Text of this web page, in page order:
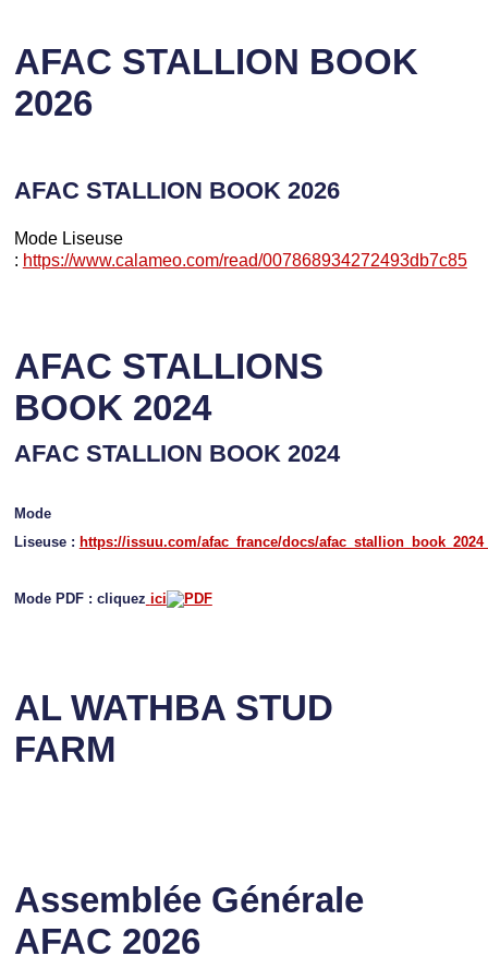
AFAC STALLION BOOK
2026
AFAC STALLION BOOK 2026
Mode Liseuse
: https://www.calameo.com/read/007868934272493db7c85
AFAC STALLIONS
BOOK 2024
AFAC STALLION BOOK 2024
Mode
Liseuse : https://issuu.com/afac_france/docs/
Mode PDF : cliquez ici
AL WATHBA STUD
FARM
Assemblée Générale
AFAC 2026